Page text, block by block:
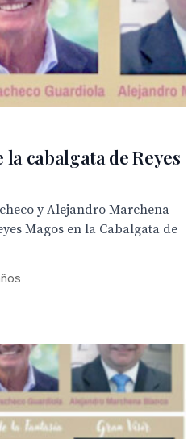
cabalgata de Reyes
y Alejandro Marchena
Magos en la Cabalgata de